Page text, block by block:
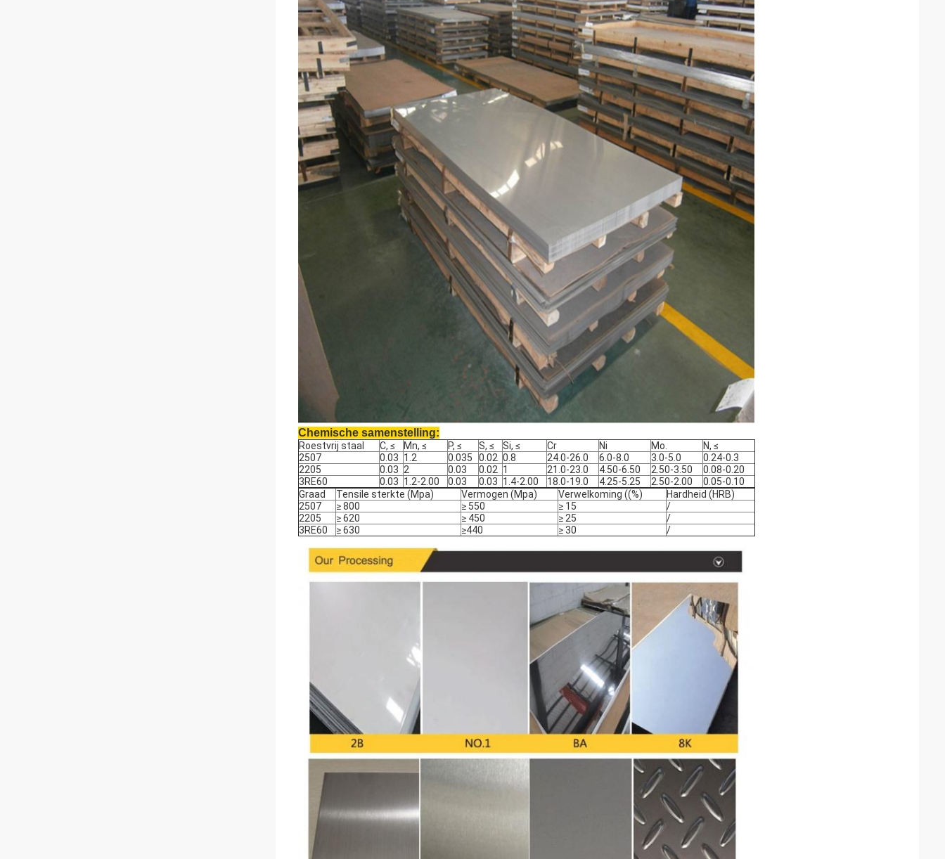
Chemische samenstelling:
Roestvrij staal C, ≤ Mn, ≤ P, ≤ S, ≤ Si, ≤ Cr Ni Mo.
N, ≤
2507
0.03 1.2 0.035 0.02 0.8 24.0-26.0 6.0-8.0 3.0-5.0
0.24-0.3
2205
0.03 2 0.03 0.02 1 21.0-23.0 4.50-6.50 2.50-3.50
0.08-0.20
3RE60
0.03 1.2-2.00 0.03 0.03 1.4-2.00 18.0-19.0 4.25-5.25 2.50-2.00
0.05-0.10
Graad
Tensile sterkte (Mpa) Vermogen (Mpa) Verwelkoming ((%)
Hardheid (HRB)
2507
≥ 800 ≥ 550 ≥ 15
/
2205
≥ 620 ≥ 450 ≥ 25
/
3RE60
≥ 630 ≥440 ≥ 30 /